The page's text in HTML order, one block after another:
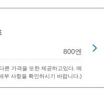
800엔
른 가격을 또한 제공하고있다. 메
부 사항을 확인하시기 바랍니다.)